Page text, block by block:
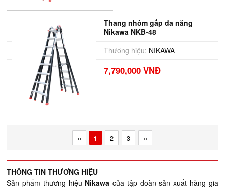
Thang nhôm gấp đa năng
Nikawa NKB-48
Thương hiệu: NIKAWA
7,790,000 VNĐ
‹‹ 1 2 3 ››
THÔNG TIN THƯƠNG HIỆU
Sản phẩm thương hiệu Nikawa của tập đoàn sản xuất hàng gia